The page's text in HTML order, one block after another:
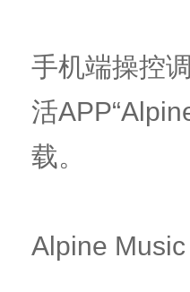
手机端操控
活
载。
Alpine Music